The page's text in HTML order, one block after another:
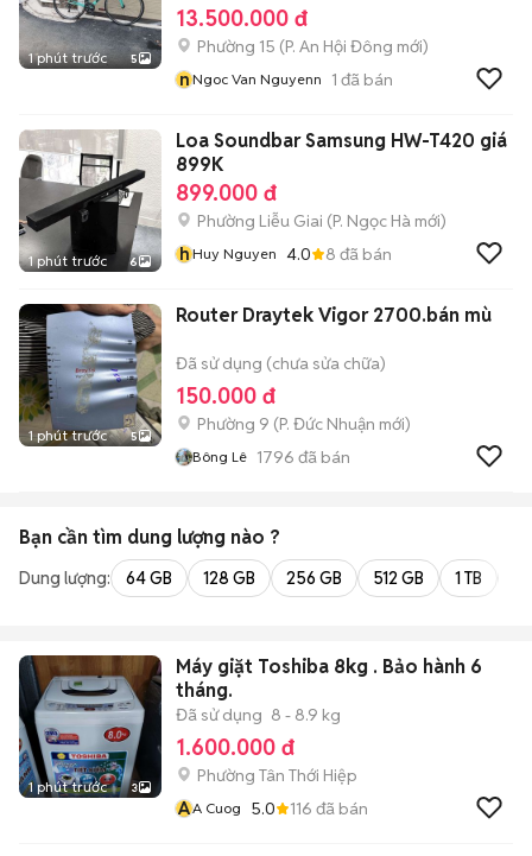
1 phút trước 5
13.500.000 đ
Phường 15 (P. An Hội Đông mới)
nNgoc Van Nguyenn 1 đã bán
1 phút trước 6
Loa Soundbar Samsung HW-T420 giá
899K
899.000 đ
Phường Liễu Giai (P. Ngọc Hà mới)
hHuy Nguyen 4.0 8 đã bán
1 phút trước 5
Router Draytek Vigor 2700.bán mù
Đã sử dụng (chưa sửa chữa)
150.000 đ
Phường 9 (P. Đức Nhuận mới)
Bông Lê 1796 đã bán
Bạn cần tìm dung lượng nào ?
Dung lượng: 64 GB 128 GB 256 GB 512 GB 1 TB
1 phút trước 3
Máy giặt Toshiba 8kg . Bảo hành 6
tháng.
Đã sử dụng 8 - 8.9 kg
1.600.000 đ
Phường Tân Thới Hiệp
AA Cuog 5.0 116 đã bán